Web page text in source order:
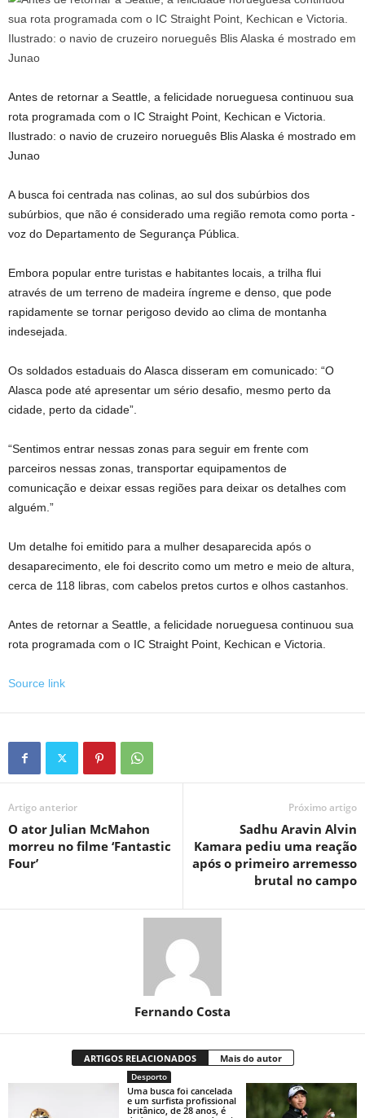
Antes de retornar a Seattle, a felicidade norueguesa continuou sua
rota programada com o IC Straight Point, Kechican e Victoria.
Ilustrado: o navio de cruzeiro norueguês Blis Alaska é mostrado em
Junao
A busca foi centrada nas colinas, ao sul dos subúrbios dos
subúrbios, que não é considerado uma região remota como porta -
voz do Departamento de Segurança Pública.
Embora popular entre turistas e habitantes locais, a trilha flui
através de um terreno de madeira íngreme e denso, que pode
rapidamente se tornar perigoso devido ao clima de montanha
indesejada.
Os soldados estaduais do Alasca disseram em comunicado: “O
Alasca pode até apresentar um sério desafio, mesmo perto da
cidade, perto da cidade”.
“Sentimos entrar nessas zonas para seguir em frente com
parceiros nessas zonas, transportar equipamentos de
comunicação e deixar essas regiões para deixar os detalhes com
alguém.”
Um detalhe foi emitido para a mulher desaparecida após o
desaparecimento, ele foi descrito como um metro e meio de altura,
cerca de 118 libras, com cabelos pretos curtos e olhos castanhos.
Antes de retornar a Seattle, a felicidade norueguesa continuou sua
rota programada com o IC Straight Point, Kechican e Victoria.
Source link
Artigo anterior
O ator Julian McMahon
morreu no filme ‘Fantastic
Four’
Próximo artigo
Sadhu Aravin Alvin
Kamara pediu uma reação
após o primeiro arremesso
brutal no campo
Fernando Costa
ARTIGOS RELACIONADOS Mais do autor
Desporto
Uma busca foi cancelada
e um surfista profissional
britânico, de 28 anos, é